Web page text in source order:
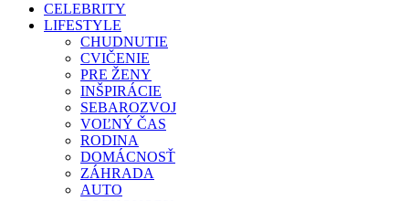
CELEBRITY
LIFESTYLE
CHUDNUTIE
CVIČENIE
PRE ŽENY
INŠPIRÁCIE
SEBAROZVOJ
VOĽNÝ ČAS
RODINA
DOMÁCNOSŤ
ZÁHRADA
AUTO